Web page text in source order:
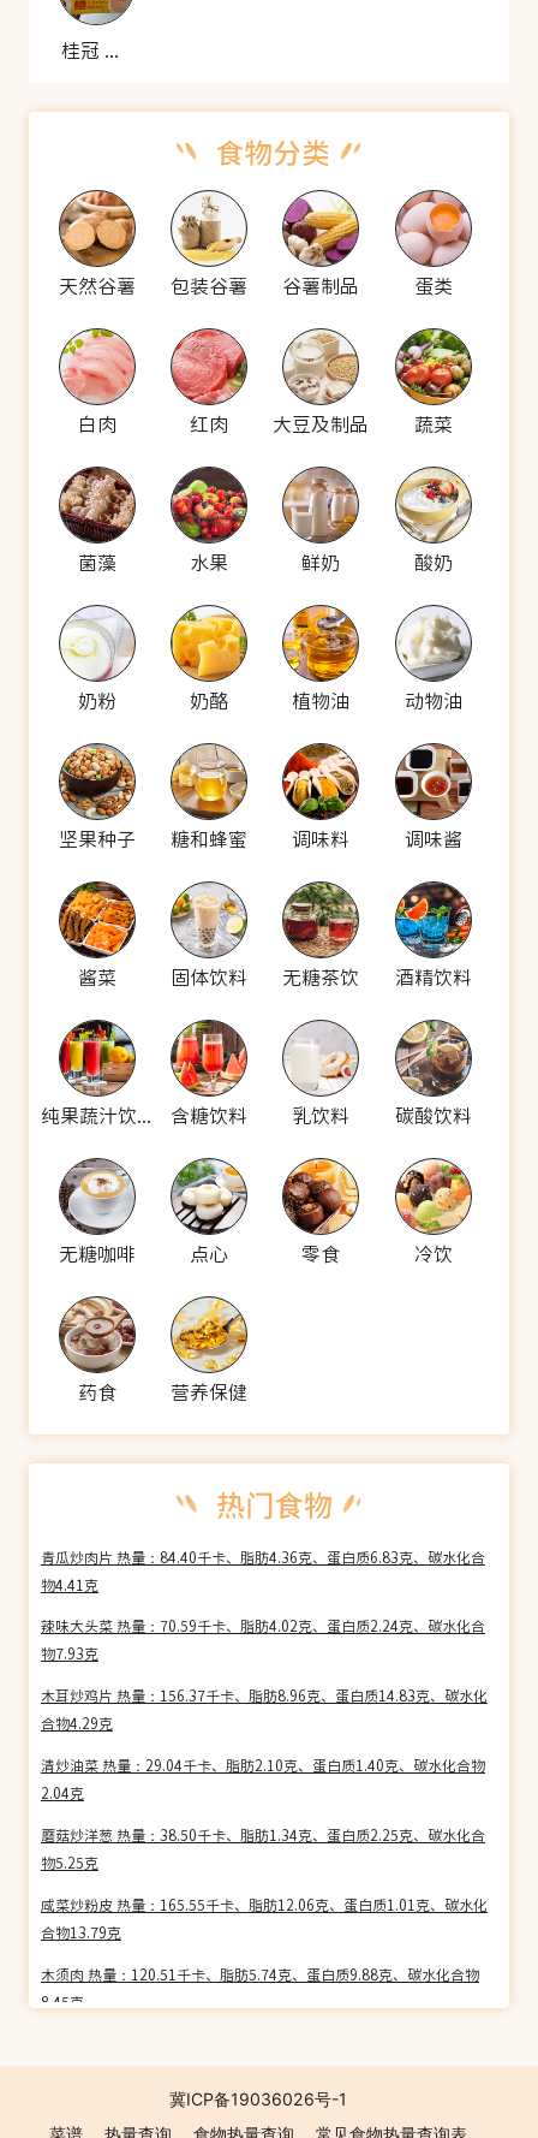
桂冠 香肠卷
天然谷薯 包装谷薯 谷薯制品 蛋类
白肉 红肉 大豆及制品 蔬菜
菌藻 水果 鲜奶 酸奶
奶粉 奶酪 植物油 动物油
坚果种子 糖和蜂蜜 调味料 调味酱
酱菜 固体饮料 无糖茶饮 酒精饮料
纯果蔬汁饮料 含糖饮料 乳饮料 碳酸饮料
无糖咖啡 点心 零食 冷饮
药食 营养保健
青瓜炒肉片 热量：84.40千卡、脂肪4.36克、蛋白质6.83克、碳水化合
物4.41克
辣味大头菜 热量：70.59千卡、脂肪4.02克、蛋白质2.24克、碳水化合
物7.93克
木耳炒鸡片 热量：156.37千卡、脂肪8.96克、蛋白质14.83克、碳水化
合物4.29克
清炒油菜 热量：29.04千卡、脂肪2.10克、蛋白质1.40克、碳水化合物
2.04克
蘑菇炒洋葱 热量：38.50千卡、脂肪1.34克、蛋白质2.25克、碳水化合
物5.25克
咸菜炒粉皮 热量：165.55千卡、脂肪12.06克、蛋白质1.01克、碳水化
合物13.79克
木须肉 热量：120.51千卡、脂肪5.74克、蛋白质9.88克、碳水化合物
8.45克
合物3.52克
青椒炒豆腐干丝 热量：72.82千卡、脂肪4.13克、蛋白质3.99克、碳水
冀ICP备19036026号-1